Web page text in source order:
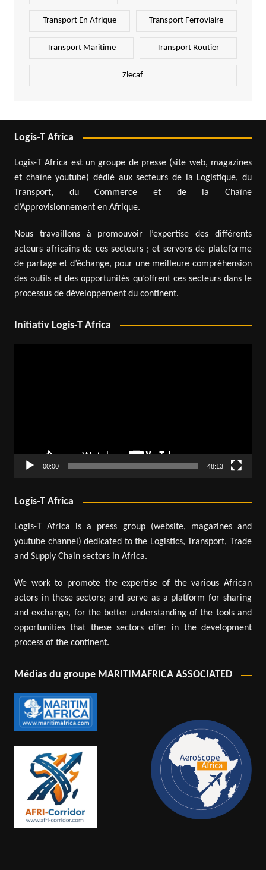
Transport En Afrique Transport Ferroviaire
Transport Maritime Transport Routier
Zlecaf
Logis-T Africa
Logis-T Africa est un groupe de presse (site web, magazines
et chaîne youtube) dédié aux secteurs de la Logistique, du
Transport, du Commerce et de la Chaîne
d’Approvisionnement en Afrique.
Nous travaillons à promouvoir l’expertise des différents
acteurs africains de ces secteurs ; et servons de plateforme
de partage et d’échange, pour une meilleure compréhension
des outils et des opportunités qu’offrent ces secteurs dans le
processus de développement du continent.
Initiativ Logis-T Africa
00:00 48:13
Logis-T Africa
Logis-T Africa is a press group (website, magazines and
youtube channel) dedicated to the Logistics, Transport, Trade
and Supply Chain sectors in Africa.
We work to promote the expertise of the various African
actors in these sectors; and serve as a platform for sharing
and exchange, for the better understanding of the tools and
opportunities that these sectors offer in the development
process of the continent.
Médias du groupe MARITIMAFRICA ASSOCIATED